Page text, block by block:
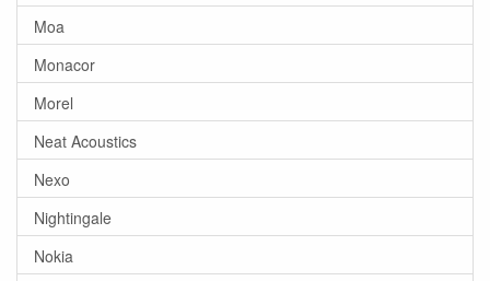
Moa
Monacor
Morel
Neat Acoustics
Nexo
Nightingale
Nokia